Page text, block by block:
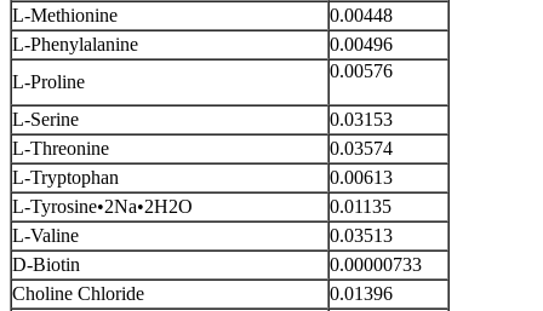
L-Methionine
0.00448
L-Phenylalanine
0.00496
L-Proline
0.00576
L-Serine
0.03153
L-Threonine
0.03574
L-Tryptophan
0.00613
L-Tyrosine•2Na•2H2O
0.01135
L-Valine
0.03513
D-Biotin
0.00000733
Choline Chloride
0.01396